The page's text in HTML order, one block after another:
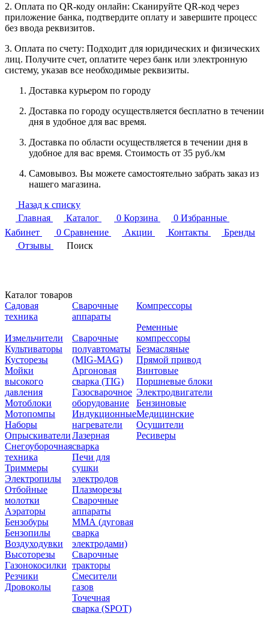
2. Оплата по QR-коду онлайн: Сканируйте QR-код через
приложение банка, подтвердите оплату и завершите процесс
без ввода реквизитов.
3. Оплата по счету: Подходит для юридических и физических
лиц. Получите счет, оплатите через банк или электронную
систему, указав все необходимые реквизиты.
Доставка курьером по городу
Доставка по городу осуществляется бесплатно в течении
дня в удобное для вас время.
Доставка по области осуществляется в течении дня в
удобное для вас время. Стоимость от 35 руб./км
Самовывоз. Вы можете самостоятельно забрать заказ из
нашего магазина.
Назад к списку
Главная
Каталог 0 Корзина 0 Избранные
Кабинет
0 Сравнение Акции Контакты
Бренды
Отзывы
Поиск
Каталог товаров
Садовая
техника
Измельчители
Культиваторы
Кусторезы
Мойки
высокого
давления
Мотоблоки
Мотопомпы
Наборы
Опрыскиватели
Снегоуборочная
техника
Триммеры
Электропилы
Отбойные
молотки
Аэраторы
Бензобуры
Бензопилы
Воздуходувки
Высоторезы
Газонокосилки
Резчики
Дровоколы
Сварочные
аппараты
Сварочные
полуавтоматы
(MIG-MAG)
Аргоновая
сварка (TIG)
Газосварочное
оборудование
Индукционные
нагреватели
Лазерная
сварка
Печи для
сушки
электродов
Плазморезы
Сварочные
аппараты
ММА (дуговая
сварка
электродами)
Сварочные
тракторы
Смесители
газов
Точечная
сварка (SPOT)
Компрессоры
Ременные
компрессоры
Безмасляные
Прямой привод
Винтовые
Поршневые блоки
Электродвигатели
Бензиновые
Медицинские
Осушители
Ресиверы